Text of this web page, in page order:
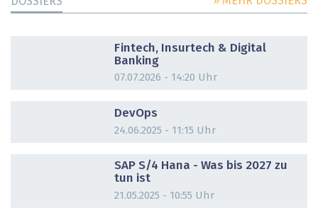
Fintech, Insurtech & Digital
Banking
07.07.2026 - 14:20 Uhr
DevOps
24.06.2025 - 11:15 Uhr
SAP S/4 Hana - Was bis 2027 zu
tun ist
21.05.2025 - 10:55 Uhr